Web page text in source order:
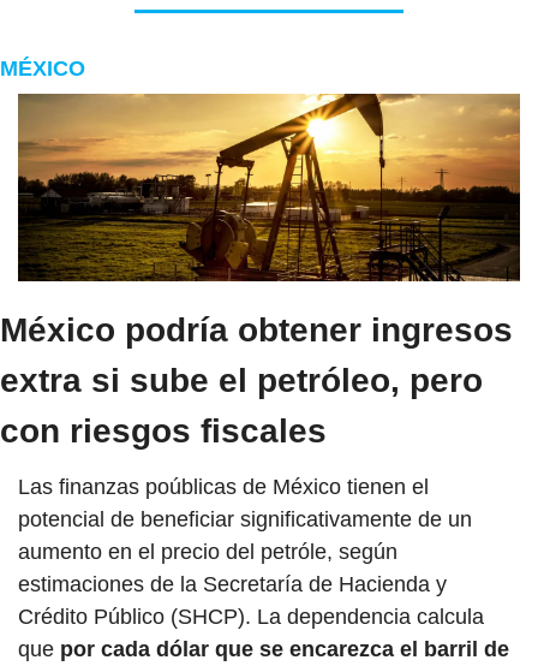
MÉXICO
México podría obtener ingresos
extra si sube el petróleo, pero
con riesgos fiscales
Las finanzas poúblicas de México tienen el
potencial de beneficiar significativamente de un
aumento en el precio del petróle, según
estimaciones de la Secretaría de Hacienda y
Crédito Público (SHCP). La dependencia calcula
que por cada dólar que se encarezca el barril de